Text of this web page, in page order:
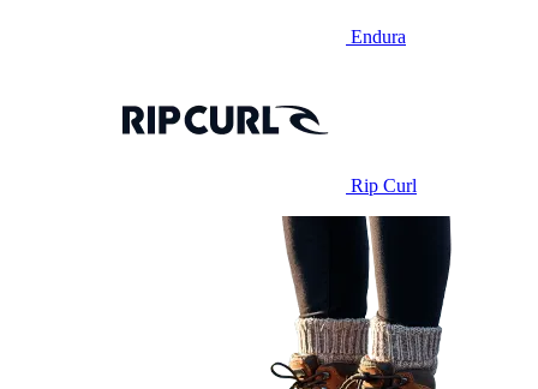
Endura
Rip Curl